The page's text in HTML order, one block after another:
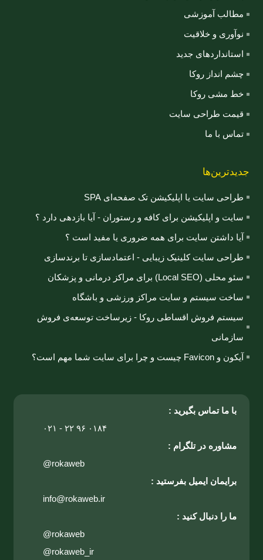
مطالب آموزشی
نوآوری و خلاقیت
استانداردهای جدید
چشم انداز روکا
خط مشی روکا
قیمت طراحی سایت
تماس با ما
جدیدترین‌ها
طراحی سایت یا اپلیکیشن تک صفحه‌ای SPA
سایت و اپلیکیشن برای کافه و رستوران - آیا بازدهی دارد ؟
آیا داشتن سایت برای همه ضروری یا مفید است ؟
طراحی سایت کلینیک زیبایی - اعتمادسازی تا برندسازی
سئو محلی (Local SEO) برای مراکز درمانی و پزشکان
ساخت سیستم و سایت مراکز ورزشی و باشگاه
سیستم فروش اقساطی روکا - زیرساخت توسعه‌ی فروش
سازمانی
آیکون و Favicon چیست و چرا برای سایت شما مهم است؟
با ما تماس بگیرید :
۰۲۱ - ۲۲ ۹۶ ۰۱۸۴
مشاوره در تلگرام :
@rokaweb
برایمان ایمیل بفرستید :
info@rokaweb.ir
ما را دنبال کنید :
@rokaweb
@rokaweb_ir